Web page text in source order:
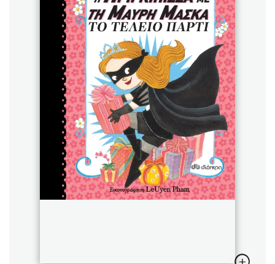
Χάρης Πολίτης
Καθρέφτης
Sebastian Fitzek
Playlist